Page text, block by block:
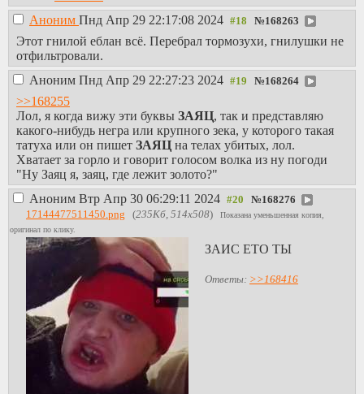
Аноним Пнд Апр 29 22:17:08 2024 №168263
Этот гнилой еблан всё. Перебрал тормозухи, гнилушки не
отфильтровали.
Аноним Пнд Апр 29 22:27:23 2024 №168264
>>168255
Лол, я когда вижу эти буквы ЗАЯЦ, так и представляю
какого-нибудь негра или крупного зека, у которого такая
татуха или он пишет ЗАЯЦ на телах убитых, лол.
Хватает за горло и говорит голосом волка из ну погоди
"Ну Заяц я, заяц, где лежит золото?"
Аноним Втр Апр 30 06:29:11 2024 №168276
17144477511450.png (235Кб, 514x508)
Показана уменьшенная копия,
оригинал по клику.
ЗАИС ЕТО ТЫ
Ответы: >>168416